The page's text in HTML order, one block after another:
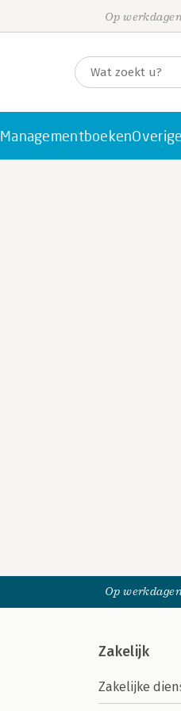
Op
Managementboeken
Op
Zakelijk
Zakelijke